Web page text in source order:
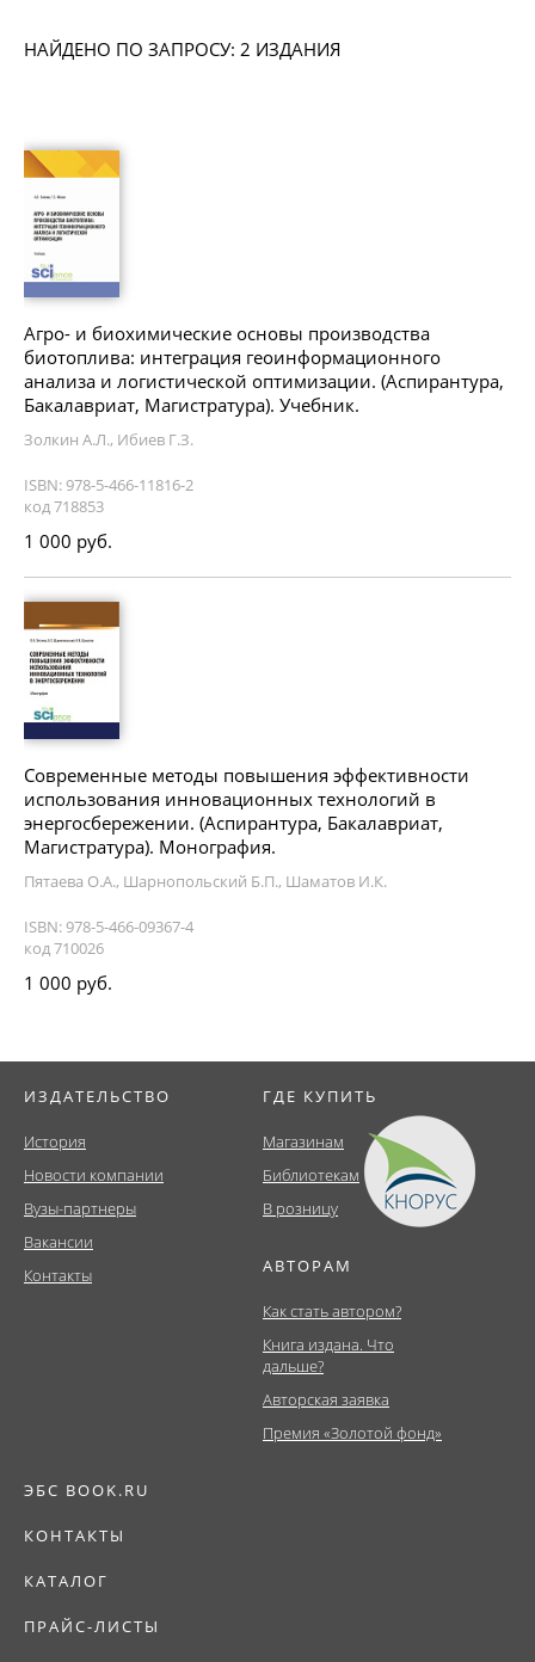
НАЙДЕНО ПО ЗАПРОСУ: 2 ИЗДАНИЯ
Агро- и биохимические основы производства
биотоплива: интеграция геоинформационного
анализа и логистической оптимизации. (Аспирантура,
Бакалавриат, Магистратура). Учебник.
Золкин А.Л., Ибиев Г.З.
ISBN: 978-5-466-11816-2
код 718853
1 000 руб.
Современные методы повышения эффективности
использования инновационных технологий в
энергосбережении. (Аспирантура, Бакалавриат,
Магистратура). Монография.
Пятаева О.А., Шарнопольский Б.П., Шаматов И.К.
ISBN: 978-5-466-09367-4
код 710026
1 000 руб.
ИЗДАТЕЛЬСТВО
История
Новости компании
Вузы-партнеры
Вакансии
Контакты
ГДЕ КУПИТЬ
Магазинам
Библиотекам
В розницу
АВТОРАМ
Как стать автором?
Книга издана. Что
дальше?
Авторская заявка
Премия «Золотой фонд»
ЭБС BOOK.RU
КОНТАКТЫ
КАТАЛОГ
ПРАЙС-ЛИСТЫ